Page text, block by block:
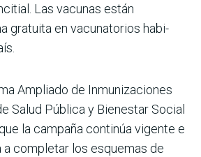
Las vacu­nas están
gratuita en vacunatorios habi­
Ampliado de Inmunizacio­nes
Salud Pública y Bienestar Social
la campaña continúa vigente e
a com­pletar los esquemas de